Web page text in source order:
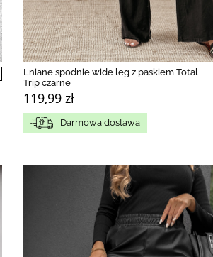
Lniane spodnie wide leg z paskiem Total
Trip czarne
119,99 zł
Darmowa dostawa